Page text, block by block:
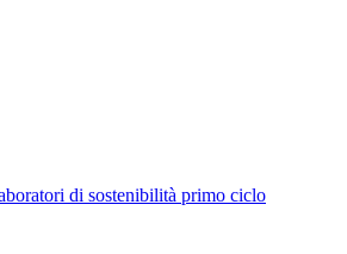
di sostenibilità primo ciclo